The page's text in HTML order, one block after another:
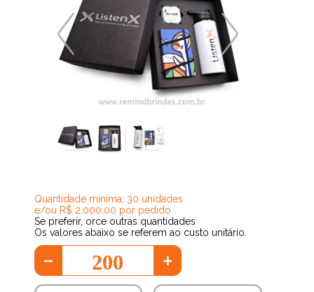
Quantidade mínima: 30 unidades
e/ou R$ 2.000,00 por pedido
Se preferir, orce outras quantidades
Os valores abaixo se referem ao custo unitário.
- +